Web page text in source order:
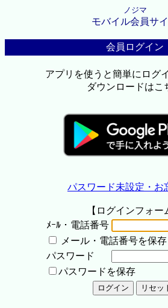
ノジマ
モバイル会員サ
会員ログイン
アプリを使うと簡単にログ
ダウンロードはこ
パスワード未設定・お
【ログインフォー
ﾒｰﾙ・電話番号
メール・電話番号を保存
パスワード
パスワードを保存